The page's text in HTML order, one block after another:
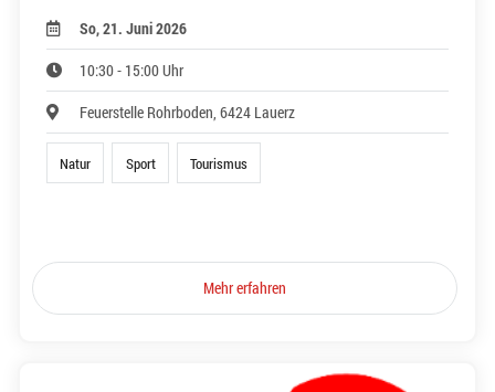
So, 21. Juni 2026
10:30 - 15:00 Uhr
Feuerstelle Rohrboden, 6424 Lauerz
Natur Sport Tourismus
Mehr erfahren